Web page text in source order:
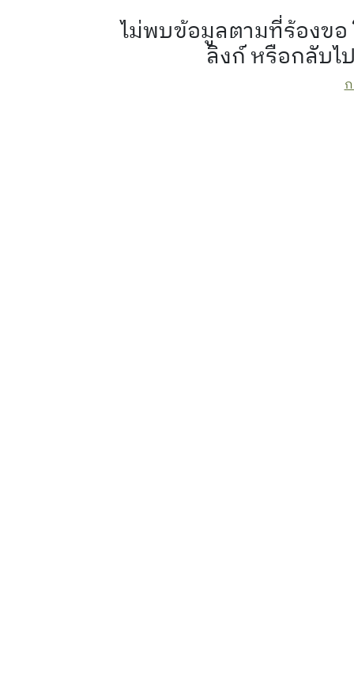
ไม่พบข้อมูลตามที่ร้องข
ลิงก์ หรือกลับไ